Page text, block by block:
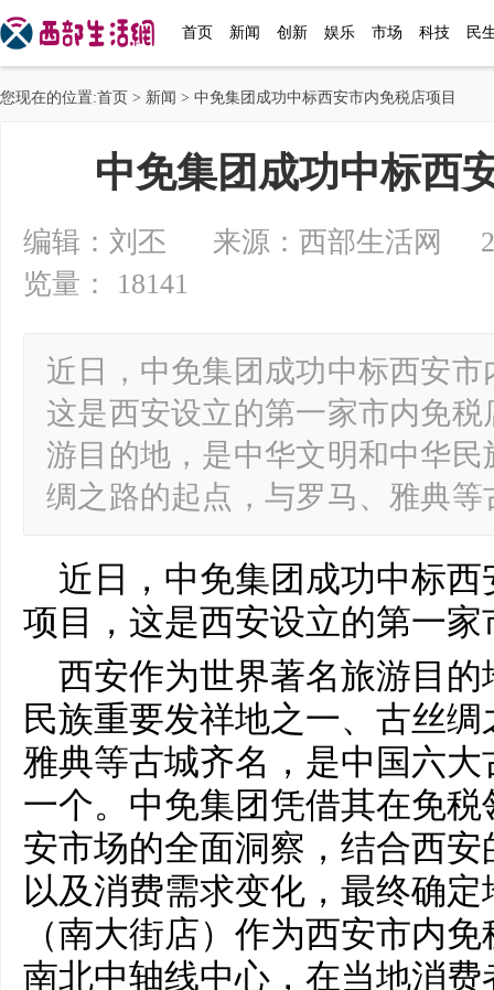
首页 新闻 创新 娱乐 市场 科技 民
您现在的位置:首页 > 新闻 > 中免集团成功中标西安市内免税店项目
中免集团成功中标西
编辑：刘丕 来源：西部生活网
览量： 18141
近日，中免集团成功中标西安
这是西安设立的第一家市内免
游目的地，是中华文明和中华
绸之路的起点，与罗马、雅典
近日，中免集团成功中标
项目，这是西安设立的第一家
西安作为世界著名旅游目
民族重要发祥地之一、古丝
雅典等古城齐名，是中国六
一个。中免集团凭借其在免
安市场的全面洞察，结合西
以及消费需求变化，最终确
（南大街店）作为西安市内
南北中轴线中心，在当地消